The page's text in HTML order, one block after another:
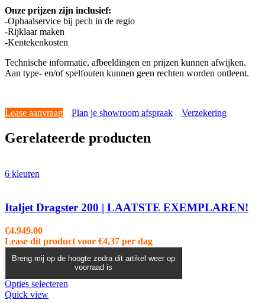
Onze prijzen zijn inclusief:
-Ophaalservice bij pech in de regio
-Rijklaar maken
-Kentekenkosten
Technische informatie, afbeeldingen en prijzen kunnen afwijken.
Aan type- en/of spelfouten kunnen geen rechten worden ontleent.
Lease aanvraag Plan je showroom afspraak Verzekering
Gerelateerde producten
6 kleuren
Italjet Dragster 200 | LAATSTE EXEMPLAREN!
€4.949,00
Lease dit product voor €4,37 per dag
Breng mij op de hoogte zodra dit artikel weer op
voorraad is
Opties selecteren
Quick view